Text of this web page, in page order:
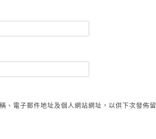
、電子郵件地址及個人網站網址，以供下次發佈